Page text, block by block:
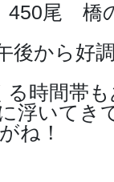
尾 橋の
後から好
時間帯も
浮いてき
ね！